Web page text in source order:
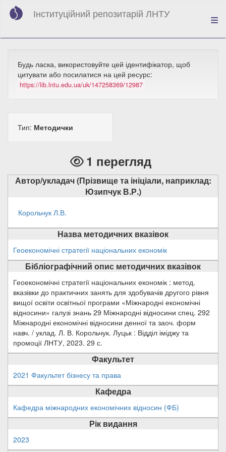
Перейти
вмісту
Інституційний репозитарій ЛНТУ
Будь ласка, використовуйте цей ідентифікатор, щоб
цитувати або посилатися на цей ресурс:
https://lib.lntu.edu.ua/uk/147258369/12987
Тип: Методички
1 перегляд
Автор/укладач (Прізвище та ініціали, наприклад:
Юзипчук В.Р.)
Корольчук Л.В.
Назва методичних вказівок
Геоекономічні стратегії національних економік
Бібліографічний опис методичних вказівок
Геоекономічні стратегії національних економік : метод.
вказівки до практичних занять для здобувачів другого рівня
вищої освіти освітньої програми «Міжнародні економічні
відносини» галузі знань 29 Міжнародні відносини спец. 292
Міжнародні економічні відносини денної та заоч. форм
навч. / уклад. Л. В. Корольчук. Луцьк : Відділ іміджу та
промоції ЛНТУ, 2023. 29 с.
Факультет
2021 Факультет бізнесу та права
Кафедра
Кафедра міжнародних економічних відносин (ФБ)
Рік видання
2023